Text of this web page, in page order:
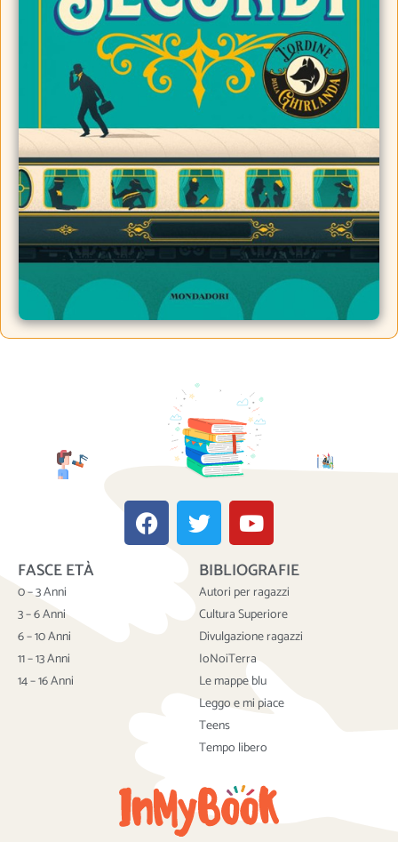
F
a
c
T
w
i
t
t
e
r
Y
o
u
t
u
b
e
FASCE ETÀ
0 – 3 Anni
3 – 6 Anni
6 – 10 Anni
11 – 13 Anni
14 – 16 Anni
BIBLIOGRAFIE
Autori per ragazzi
Cultura Superiore
Divulgazione ragazzi
IoNoiTerra
Le mappe blu
Leggo e mi piace
Teens
Tempo libero